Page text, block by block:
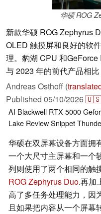
华硕 ROG
新款华硕 ROG Zephyrus
OLED 触摸屏和良好的软
理。豹湖 CPU 和
与 2023 年的前代产品相比
Andreas Osthoff (
Published 05/10/2026🇺🇸
AI Blackwell RTX 5000
Lake Review Snippet
华硕在双屏幕设备方面拥
一个大尺寸主屏幕和一个
列则使用了两个相同的触
ROG Zephyrus Duo.再加
高了多任务处理能力，因
且如果把内容从一个屏幕